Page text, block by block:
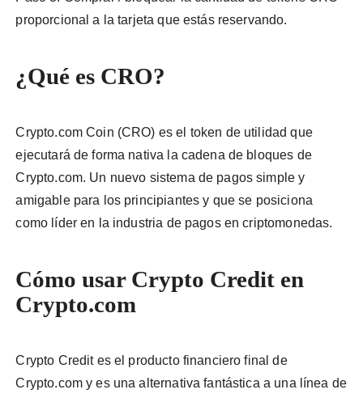
proporcional a la tarjeta que estás reservando.
¿Qué es CRO?
Crypto.com Coin (CRO) es el token de utilidad que
ejecutará de forma nativa la cadena de bloques de
Crypto.com. Un nuevo sistema de pagos simple y
amigable para los principiantes y que se posiciona
como líder en la industria de pagos en criptomonedas.
Cómo usar Crypto Credit en
Crypto.com
Crypto Credit es el producto financiero final de
Crypto.com y es una alternativa fantástica a una línea de